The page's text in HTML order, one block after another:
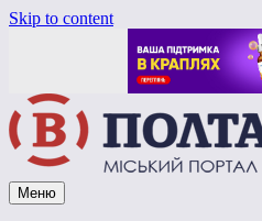
Skip to content
Vpoltave.info
Полтавський портал новин
Меню